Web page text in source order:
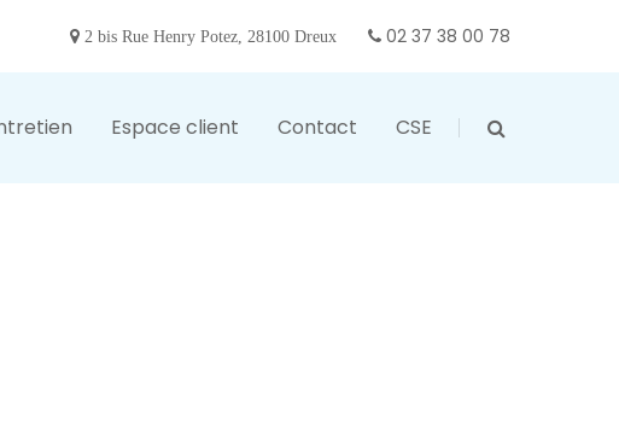
2 bis Rue Henry Potez, 28100 Dreux 02 37 38 00 78
Espace client Contact CSE